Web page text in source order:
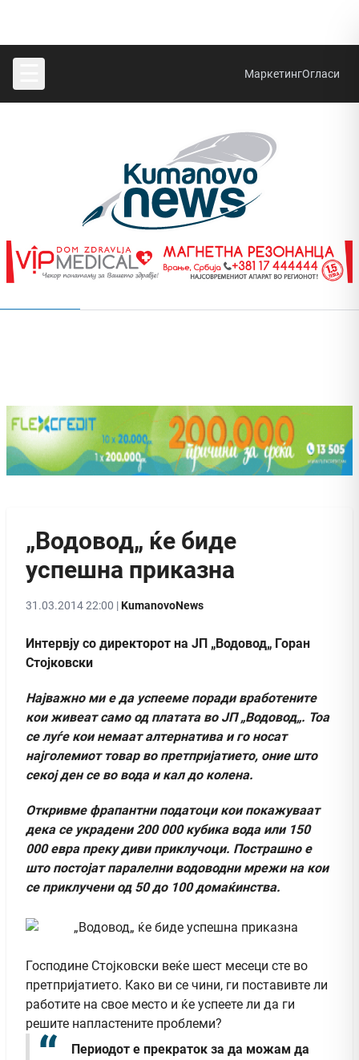
МаркетингОгласи
„Водовод„ ќе биде
успешна приказна
31.03.2014 22:00 |KumanovoNews
Интервју со директорот на ЈП „Водовод„ Горан
Стојковски
Најважно ми е да успееме поради вработените
кои живеат само од платата во ЈП „Водовод„. Тоа
се луѓе кои немаат алтернатива и го носат
најголемиот товар во претпријатието, оние што
секој ден се во вода и кал до колена.
Откривме фрапантни податоци кои покажуваат
дека се украдени 200 000 кубика вода или 150
000 евра преку диви приклучоци. Пострашно е
што постојат паралелни водоводни мрежи на кои
се приклучени од 50 до 100 домаќинства.
Господине Стојковски веќе шест месеци сте во
претпријатието. Како ви се чини, ги поставивте ли
работите на свое место и ќе успеете ли да ги
решите напластените проблеми?
Периодот е прекраток за да можам да